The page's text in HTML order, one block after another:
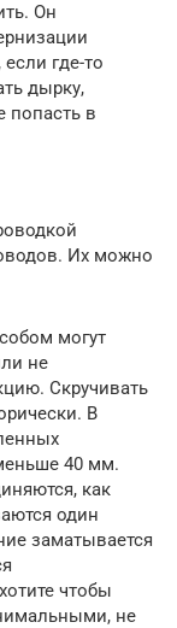
Он
где-то
дырку,
попасть в
Их можно
могут
не
Скручивать
В
40 мм.
как
один
заматывается
чтобы
не